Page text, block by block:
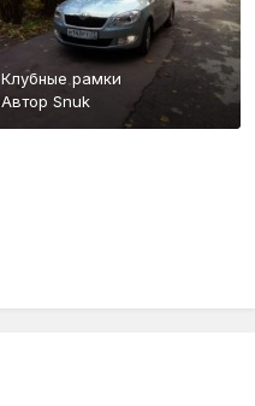
Клубные рамки
Автор Snuk